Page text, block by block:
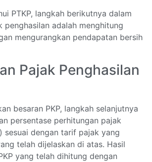
PTKP, langkah berikutnya dalam
penghasilan adalah menghitung
mengurangkan pendapatan bersih
Pajak Penghasilan
besaran PKP, langkah selanjutnya
persentase perhitungan pajak
sesuai dengan tarif pajak yang
telah dijelaskan di atas. Hasil
yang telah dihitung dengan